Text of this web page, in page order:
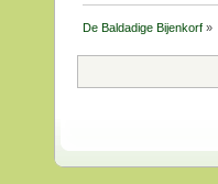
De Baldadige Bijenkorf »